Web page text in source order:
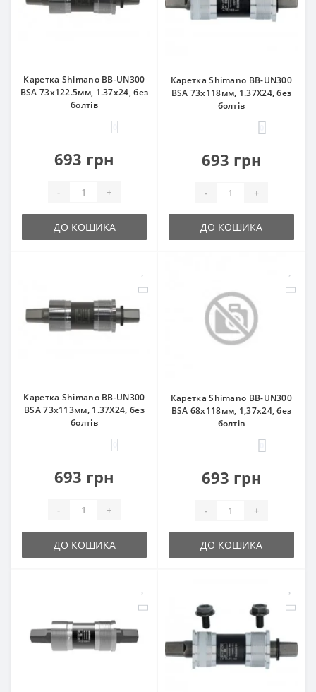
Каретка Shimano BB-UN300
BSA 73x122.5мм, 1.37x24, без
болтів
693 грн
- +
ДО КОШИКА
Каретка Shimano BB-UN300
BSA 73x118мм, 1.37Х24, без
болтів
693 грн
- +
ДО КОШИКА
Каретка Shimano BB-UN300
BSA 73x113мм, 1.37Х24, без
болтів
693 грн
- +
ДО КОШИКА
Каретка Shimano BB-UN300
BSA 68х118мм, 1,37х24, без
болтів
693 грн
- +
ДО КОШИКА